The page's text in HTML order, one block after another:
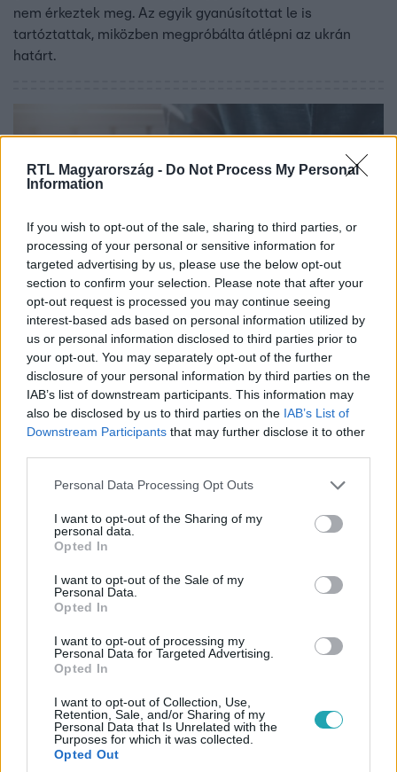
RTL Magyarország - Do Not Process My Personal
Information
If you wish to opt-out of the sale, sharing to third parties, or
processing of your personal or sensitive information for
targeted advertising by us, please use the below opt-out
section to confirm your selection. Please note that after your
opt-out request is processed you may continue seeing
interest-based ads based on personal information utilized by
us or personal information disclosed to third parties prior to
your opt-out. You may separately opt-out of the further
disclosure of your personal information by third parties on the
IAB’s list of downstream participants. This information may
also be disclosed by us to third parties on the IAB’s List of
Downstream Participants that may further disclose it to other
Please note that this website/app uses one or more Google
not limited to your visit or usage behaviour. You may click to
grant or deny consent to Google and its third-party tags to
use your data for below specified purposes in below Google
consent section.
Personal Data Processing Opt Outs
I want to opt-out of the Sharing of my
personal data.
Opted In
I want to opt-out of the Sale of my
Personal Data.
Opted In
I want to opt-out of processing my
Personal Data for Targeted Advertising.
Opted In
I want to opt-out of Collection, Use,
Retention, Sale, and/or Sharing of my
Personal Data that Is Unrelated with the
Purposes for which it was collected.
Opted Out
nem érkeztek meg. Az egyik gyanúsítottat le is
tartóztattak, miközben megpróbálta átlépni az ukrán
határt.
Baleset-bűnügy
2024. január 22. 9:48
24 millióért vállalt burkolást, bele sem kezdett,
inkább lelépett a pénzzel külföldre a férfi
A különös visszaeső férfit az ügyészség csalásokkal és
sikkasztásokkal vádolja, akár 18 év szabadságvesztést is
kaphat.
2024. január 10. 19:41
Ártatlanul ítélték el a postahivatalok vezetőit, volt,
aki öngyilkos lett